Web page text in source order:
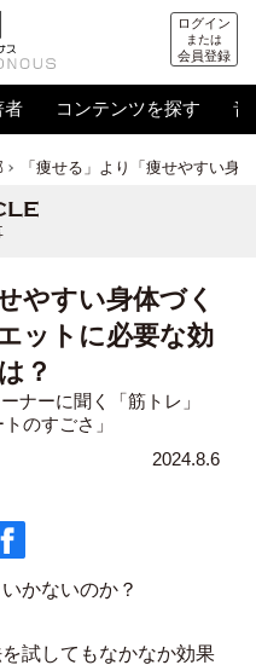
ログイン
または
会員登録
者 コンテンツを探す 音
「痩せる」より「痩せやすい身
やすい身体づく
ットに必要な効
？
ナーに聞く「筋トレ」
のすごさ」
2024.8.6
かないのか？
試してもなかなか効果